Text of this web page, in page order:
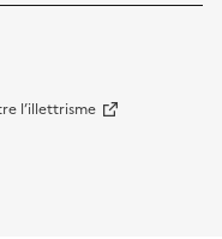
l’illettrisme